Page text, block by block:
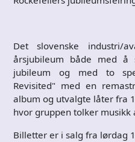
Det slovenske industri/
årsjubileum både med å
jubileum og med to
Revisited" med en
album og utvalgte låter fra
hvor gruppen tolker musikk
Billetter er i salg fra lørdag